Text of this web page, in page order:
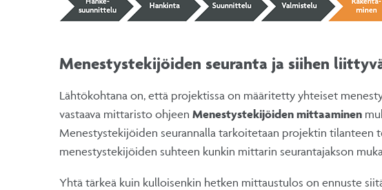
Menestystekijöiden seuranta ja siihen
Lähtökohtana on, että projektissa on määritetty yhteiset
vastaava mittaristo ohjeen Menestystekijöiden mittaaminen
Menestystekijöiden seurannalla tarkoitetaan projektin tilanteen
menestystekijöiden suhteen kunkin mittarin seurantajakson
Yhtä tärkeä kuin kulloisenkin hetken mittaustulos on ennuste